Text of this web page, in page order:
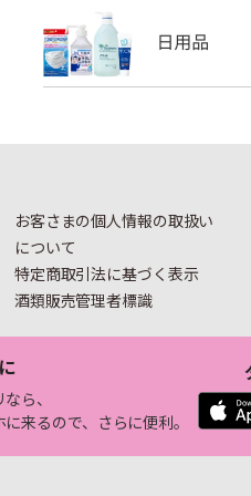
お客さまの個人情報の取扱い
について
特定商取引法に基づく表示
酒類販売管理者標識
ら、
来るので、さらに便利。